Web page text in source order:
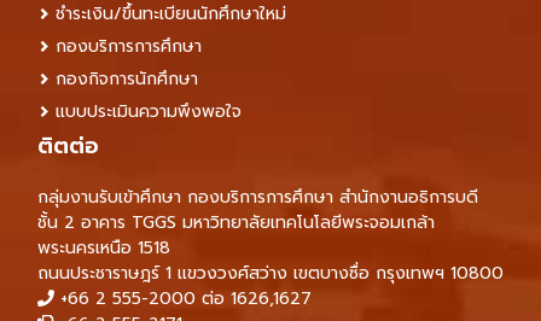
ชำระเงิน/ขึ้นทะเบียนนักศึกษาใหม่
กองบริการการศึกษา
กองกิจการนักศึกษา
แบบประเมินความพึงพอใจ
ติตต่อ
กลุ่มงานรับเข้าศึกษา กองบริการการศึกษา สำนักงานอธิการบดี
ชั้น 2 อาคาร TGGS มหาวิทยาลัยเทคโนโลยีพระจอมเกล้า
พระนครเหนือ 1518
ถนนประชาราษฎร์ 1 แขวงวงศ์สว่าง เขตบางซื่อ กรุงเทพฯ 10800
+66 2 555-2000 ต่อ 1626,1627